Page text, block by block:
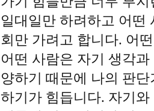
일대일만 하려하고 어떤
회만 가려고 합니다. 어
어떤 사람은 자기 생각
양하기 때문에 나의 판
하기가 힘듭니다. 자기